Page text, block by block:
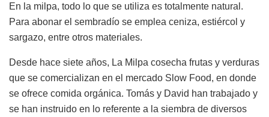
En la milpa, todo lo que se utiliza es totalmente natural.
Para abonar el sembradío se emplea ceniza, estiércol y
sargazo, entre otros materiales.
Desde hace siete años, La Milpa cosecha frutas y verduras
que se comercializan en el mercado Slow Food, en donde
se ofrece comida orgánica. Tomás y David han trabajado y
se han instruido en lo referente a la siembra de diversos